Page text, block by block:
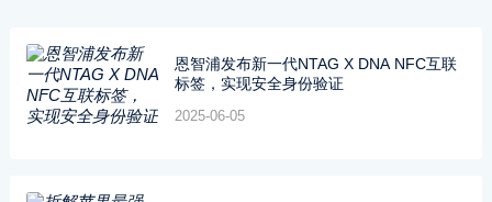
恩智浦发布新一代NTAG X DNA NFC互联
标签，实现安全身份验证
2025-06-05